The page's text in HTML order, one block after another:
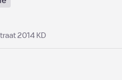
2014 KD